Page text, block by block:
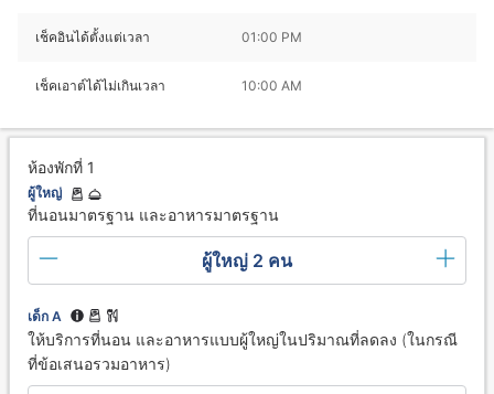
เช็คอินได้ตั้งแต่เวลา 01:00 PM
เช็คเอาต์ได้ไม่เกินเวลา 10:00 AM
ห้องพักที่ 1
ผู้ใหญ่
ที่นอนมาตรฐาน และอาหารมาตรฐาน
ผู้ใหญ่ 2 คน
เด็ก A
ให้บริการที่นอน และอาหารแบบผู้ใหญ่ในปริมาณที่ลดลง (ในกรณี
ที่ข้อเสนอรวมอาหาร)